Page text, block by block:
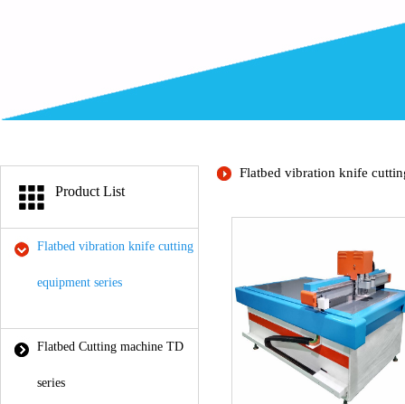
Product List
Flatbed vibration knife cutting
equipment series
Flatbed Cutting machine TD
series
Flatbed vibration knife